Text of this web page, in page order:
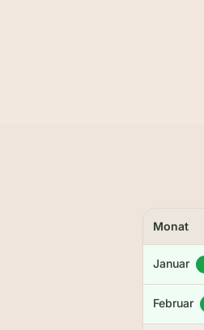
Monat
Januar
Februar